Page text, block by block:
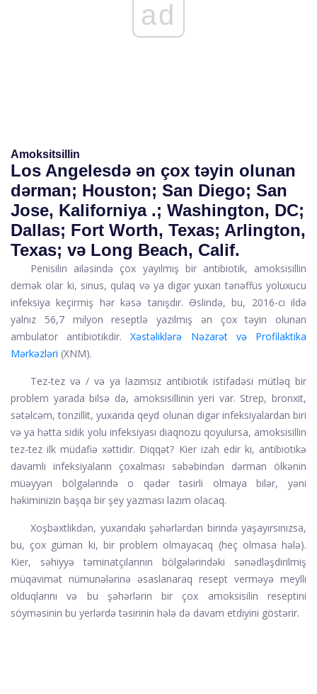
ad
Amoksitsillin
Los Angelesdə ən çox təyin olunan
dərman; Houston; San Diego; San
Jose, Kaliforniya .; Washington, DC;
Dallas; Fort Worth, Texas; Arlington,
Texas; və Long Beach, Calif.
Penisilin ailəsində çox yayılmış bir antibiotik, amoksisillin
demək olar ki, sinus, qulaq və ya digər yuxarı tənəffüs yoluxucu
infeksiya keçirmiş hər kəsə tanışdır. Əslində, bu, 2016-cı ildə
yalnız 56,7 milyon reseptlə yazılmış ən çox təyin olunan
ambulator antibiotikdir.
Xəstəliklərə Nəzarət və Profilaktika
Mərkəzləri (XNM).
Tez-tez və / və ya lazımsız antibiotik istifadəsi mütləq bir
problem yarada bilsə də, amoksisillinin yeri var. Strep, bronxit,
sətəlcəm, tonzillit, yuxarıda qeyd olunan digər infeksiyalardan biri
və ya hətta sidik yolu infeksiyası diaqnozu qoyulursa, amoksisillin
tez-tez ilk müdafiə xəttidir. Diqqət? Kier izah edir ki, antibiotikə
davamlı infeksiyaların çoxalması səbəbindən dərman ölkənin
müəyyən bölgələrində o qədər təsirli olmaya bilər, yəni
həkiminizin başqa bir şey yazması lazım olacaq.
Xoşbəxtlikdən, yuxarıdakı şəhərlərdən birində yaşayırsınızsa,
bu, çox güman ki, bir problem olmayacaq (heç olmasa hələ).
Kier, səhiyyə təminatçılarının bölgələrindəki sənədləşdirilmiş
müqavimət nümunələrinə əsaslanaraq resept verməyə meylli
olduqlarını və bu şəhərlərin bir çox amoksisilin reseptini
söyməsinin bu yerlərdə təsirinin hələ də davam etdiyini göstərir.